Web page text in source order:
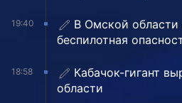
19:40
В Омской области
беспилотная
18:58
Кабачок-гигант
области